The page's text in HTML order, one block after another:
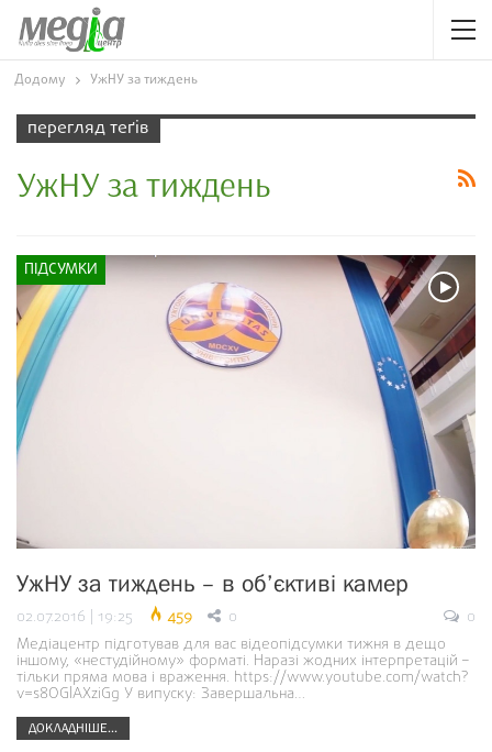
Додому УжНУ за тиждень
перегляд теґів
УжНУ за тиждень
ПІДСУМКИ
УжНУ за тиждень – в об’єктиві камер
02.07.2016 | 19:25 459 0
0
Медіацентр підготував для вас відеопідсумки тижня в дещо
іншому, «нестудійному» форматі. Наразі жодних інтерпретацій –
тільки пряма мова і враження. https://www.youtube.com/watch?
v=s8OGlAXziGg У випуску: Завершальна…
ДОКЛАДНІШЕ...